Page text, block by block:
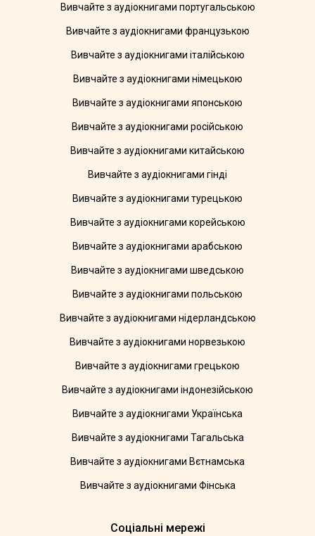
Вивчайте з аудіокнигами португальською
Вивчайте з аудіокнигами французькою
Вивчайте з аудіокнигами італійською
Вивчайте з аудіокнигами німецькою
Вивчайте з аудіокнигами японською
Вивчайте з аудіокнигами російською
Вивчайте з аудіокнигами китайською
Вивчайте з аудіокнигами гінді
Вивчайте з аудіокнигами турецькою
Вивчайте з аудіокнигами корейською
Вивчайте з аудіокнигами арабською
Вивчайте з аудіокнигами шведською
Вивчайте з аудіокнигами польською
Вивчайте з аудіокнигами нідерландською
Вивчайте з аудіокнигами норвезькою
Вивчайте з аудіокнигами грецькою
Вивчайте з аудіокнигами індонезійською
Вивчайте з аудіокнигами Українська
Вивчайте з аудіокнигами Тагальська
Вивчайте з аудіокнигами Вєтнамська
Вивчайте з аудіокнигами Фінська
Соціальні мережі